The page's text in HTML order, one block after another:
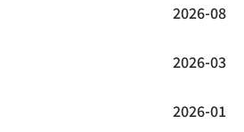
2026-08
2026-03
2026-01